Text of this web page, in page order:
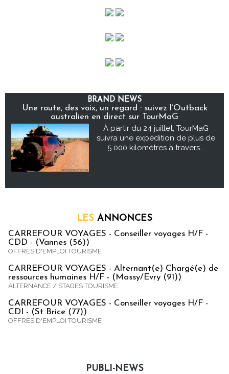
BRAND NEWS
Une route, des voix, un regard : suivez l’Outback
australien en direct sur TourMaG
À partir du 24 juillet, TourMaG
suivra une expédition de plus de
5 000 kilomètres à travers...
LES ANNONCES
CARREFOUR VOYAGES - Conseiller voyages H/F -
CDD - (Vannes (56))
OFFRES D'EMPLOI TOURISME
CARREFOUR VOYAGES - Alternant(e) Chargé(e) de
ressources humaines H/F - (Massy/Evry (91))
ALTERNANCE / STAGES TOURISME
CARREFOUR VOYAGES - Conseiller voyages H/F -
CDI - (St Brice (77))
OFFRES D'EMPLOI TOURISME
PUBLI-NEWS